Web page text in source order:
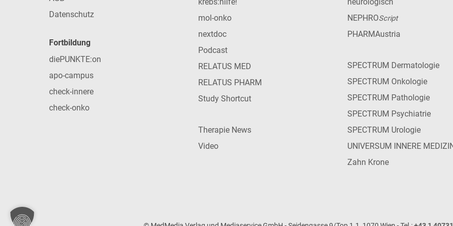
Datenschutz
Fortbildung
diePUNKTE:on
apo-campus
check-innere
check-onko
mol-onko
nextdoc
Podcast
RELATUS MED
RELATUS PHARM
Study Shortcut
Therapie News
Video
NEPHROScript
PHARMAustria
SPECTRUM Dermatologie
SPECTRUM Onkologie
SPECTRUM Pathologie
SPECTRUM Psychiatrie
SPECTRUM Urologie
UNIVERSUM INNERE
Zahn Krone